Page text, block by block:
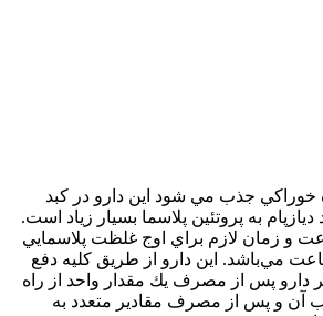
خوراكي جذب مي شود اين دارو در كبد
به پروتئين پلاسما بسيار زياد است.
عمر آن 70-20 ساعت و زمان لازم براي اوج غلظت پلاسمايي
خوراكي 2-5/0 ساعت مي‌باشد. اين دارو از طريق كليه دفع
پس از مصرف يك مقدار واحد از راه
و پس از مصرف مقادير متعدد به